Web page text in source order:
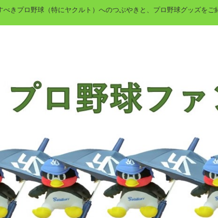
べきプロ野球（特にヤクルト）へのつぶやきと、プロ野球グッズをご